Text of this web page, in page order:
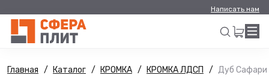
Написать нам
Искать
Главная Каталог КРОМКА КРОМКА ЛДСП Дуб Сафари